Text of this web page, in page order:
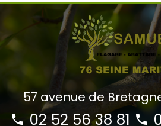
57 avenue de
02 52 56 38 81